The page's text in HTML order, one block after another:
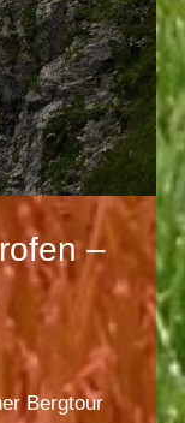
–
Bergtour